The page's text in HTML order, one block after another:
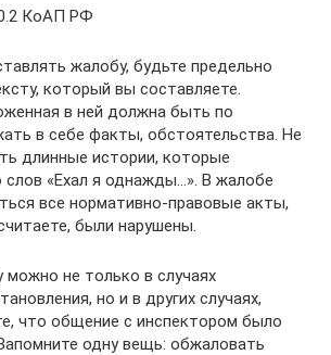
КоАП РФ
жалобу, будьте предельно
который вы составляете.
в ней должна быть по
в себе факты, обстоятельства. Не
длинные истории, которые
слов «Ехал я однажды…». В жалобе
все нормативно-правовые акты,
были нарушены.
не только в случаях
но и в других случаях,
что общение с инспектором было
одну вещь: обжаловать